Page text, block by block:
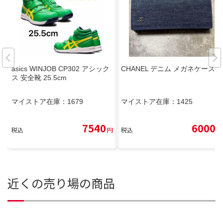
asics WINJOB CP302 アシック
ス 安全靴 25.5cm
マイストア在庫： 1679
税込 7540円
CHANEL デニム メガネケース
マイストア在庫： 1425
税込 6000
近くの売り場の商品